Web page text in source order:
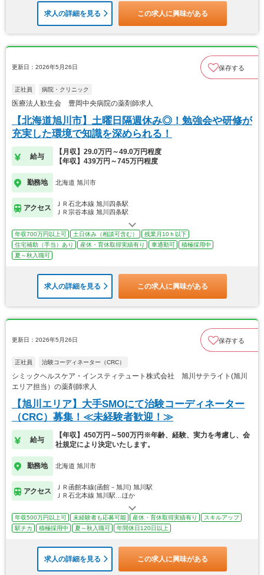
求人の詳細を見る この求人に興味がある
更新日：2026年5月26日 保存する
正社員 病院・クリニック
医療法人歓生会 豊岡中央病院の薬剤師求人
【北海道旭川市】土曜日隔週休み◎！勉強会や研修が
充実した環境で知識を深められる！
給与
【月収】29.0万円～49.0万円程度
【年収】439万円～745万円程度
勤務地 北海道 旭川市
アクセス
ＪＲ石北本線 旭川四条駅
ＪＲ宗谷本線 旭川四条駅
年収700万円以上可 土日休み（相談可含む）
残業月10ｈ以下
住宅補助（手当）あり
産休・育休取得実績有り 車通勤可
積極採用中
夏～秋入職可
求人の詳細を見る この求人に興味がある
更新日：2026年5月26日 保存する
正社員 治験コーディネーター（CRC）
シミックヘルスケア・インスティテュート株式会社 旭川サテライト(旭川
エリア担当）の薬剤師求人
【旭川エリア】大手SMOにて治験コーディネーター
（CRC）募集！≪未経験者歓迎！≫
給与
【年収】450万円～500万円※年齢、経験、実力を考慮し、会
社規定により決定いたします。
勤務地 北海道 旭川市
アクセス
ＪＲ函館本線(函館－旭川) 旭川駅
ＪＲ石北本線 旭川駅…ほか
年収500万円以上可 未経験者も応募可能 産休・育休取得実績有り
スキルアップ
駅チカ
積極採用中 夏～秋入職可 年間休日120日以上
求人の詳細を見る この求人に興味がある